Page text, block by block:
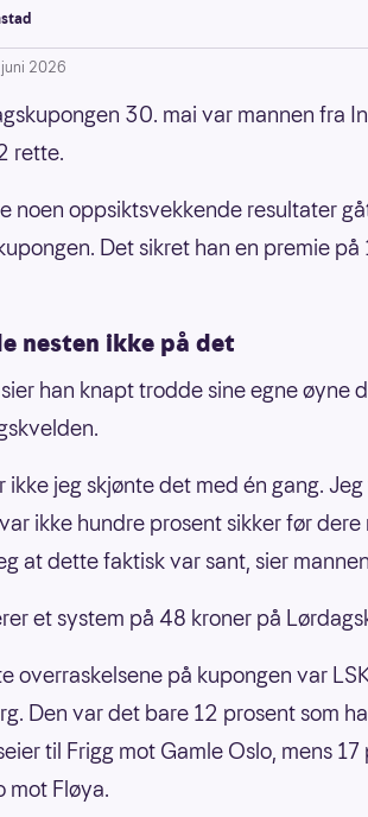
juni 2026
30. mai var mannen fra
rette.
noen oppsiktsvekkende resultater
Det sikret han en premie på
nesten ikke på det
han knapt trodde sine egne øyne
ikke jeg skjønte det med én gang.
ikke hundre prosent sikker før
at dette faktisk var sant, sier
et system på 48 kroner på
overraskelsene på kupongen var
Den var det bare 12 prosent som
til Frigg mot Gamle Oslo, mens
mot Fløya.